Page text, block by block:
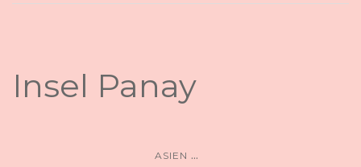
Insel Panay
ASIEN ...